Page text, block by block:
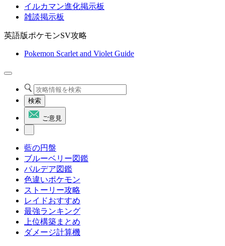
イルカマン進化掲示板
雑談掲示板
英語版ポケモンSV攻略
Pokemon Scarlet and Violet Guide
検索
ご意見
藍の円盤
ブルーベリー図鑑
パルデア図鑑
色違いポケモン
ストーリー攻略
レイドおすすめ
最強ランキング
上位構築まとめ
ダメージ計算機